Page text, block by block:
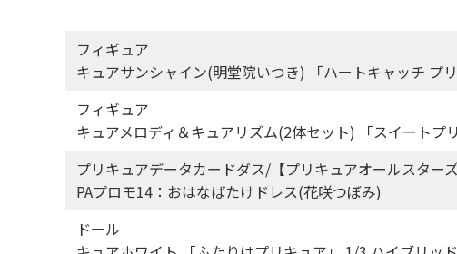
フィギュア
キュアサンシャイン(明堂院いつき) 「ハートキャッチ プ
フィギュア
キュアメロディ＆キュアリズム(2体セット) 「スイート
プリキュアデータカードダス/【プリキュアオールスター
PAプロモ14：おはなばたけドレス(花咲つぼみ)
ドール